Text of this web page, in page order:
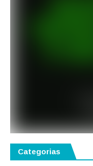
Categorias